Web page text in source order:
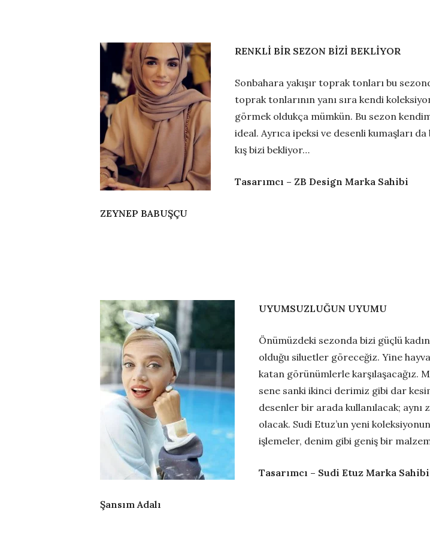
RENKLİ BİR SEZON BİZİ BEKLİYOR
Sonbahara yakışır toprak tonları bu
toprak tonlarının yanı sıra kendi
görmek oldukça mümkün. Bu sezon
ideal. Ayrıca ipeksi ve desenli kumaşları
kış bizi bekliyor…
Tasarımcı – ZB Design Marka Sahibi
ZEYNEP BABUŞÇU
UYUMSUZLUĞUN UYUMU
Önümüzdeki sezonda bizi güçlü
olduğu siluetler göreceğiz. Yine
katan görünümlerle karşılaşacağız.
sene sanki ikinci derimiz gibi dar
desenler bir arada kullanılacak;
olacak. Sudi Etuz’un yeni
işlemeler, denim gibi geniş bir
Tasarımcı – Sudi Etuz Marka Sahibi
Şansım Adalı